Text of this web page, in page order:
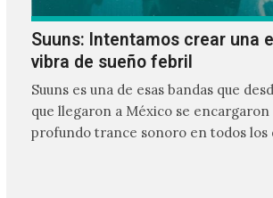
Suuns: Intentamos crear una
vibra de sueño febril
Suuns es una de esas bandas que
que llegaron a México se
profundo trance sonoro en todos los